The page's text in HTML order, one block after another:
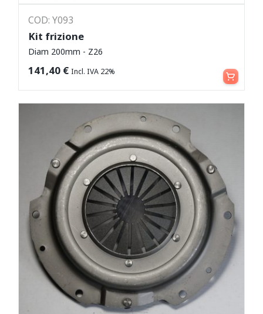
COD: Y093
Kit frizione
Diam 200mm - Z26
141,40 € Incl. IVA 22% Leggi tutto